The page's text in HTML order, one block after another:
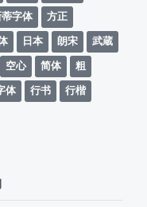
蒂字体
方正
日本 朗宋
武蔵
空心 简体
粗
体 行书
行楷